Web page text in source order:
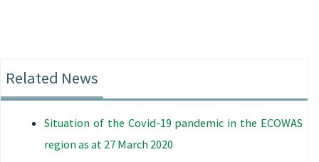
Related News
Situation of the Covid-19 pandemic in the ECOWAS
region as at 27 March 2020